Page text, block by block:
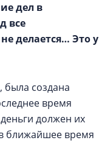
дел в
все
делается… Это у
была создана
время
должен их
ближайшее время